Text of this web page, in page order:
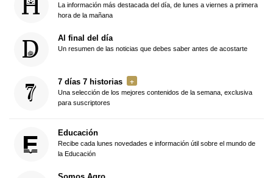
La información más destacada del día, de lunes a viernes a primera
hora de la mañana
Al final del día
Un resumen de las noticias que debes saber antes de acostarte
7 días 7 historias
Una selección de los mejores contenidos de la semana, exclusiva
para suscriptores
Educación
Recibe cada lunes novedades e información útil sobre el mundo de
la Educación